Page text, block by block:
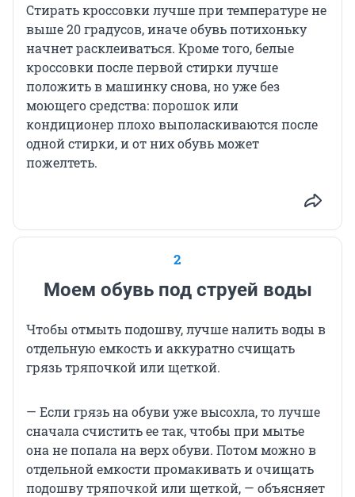
Стирать кроссовки лучше при температуре не
выше 20 градусов, иначе обувь потихоньку
начнет расклеиваться. Кроме того, белые
кроссовки после первой стирки лучше
положить в машинку снова, но уже без
моющего средства: порошок или
кондиционер плохо выполаскиваются после
одной стирки, и от них обувь может
пожелтеть.
2
Моем обувь под струей воды
Чтобы отмыть подошву, лучше налить воды в
отдельную емкость и аккуратно счищать
грязь тряпочкой или щеткой.
— Если грязь на обуви уже высохла, то лучше
сначала счистить ее так, чтобы при мытье
она не попала на верх обуви. Потом можно в
отдельной емкости промакивать и очищать
подошву тряпочкой или щеткой, — объясняет